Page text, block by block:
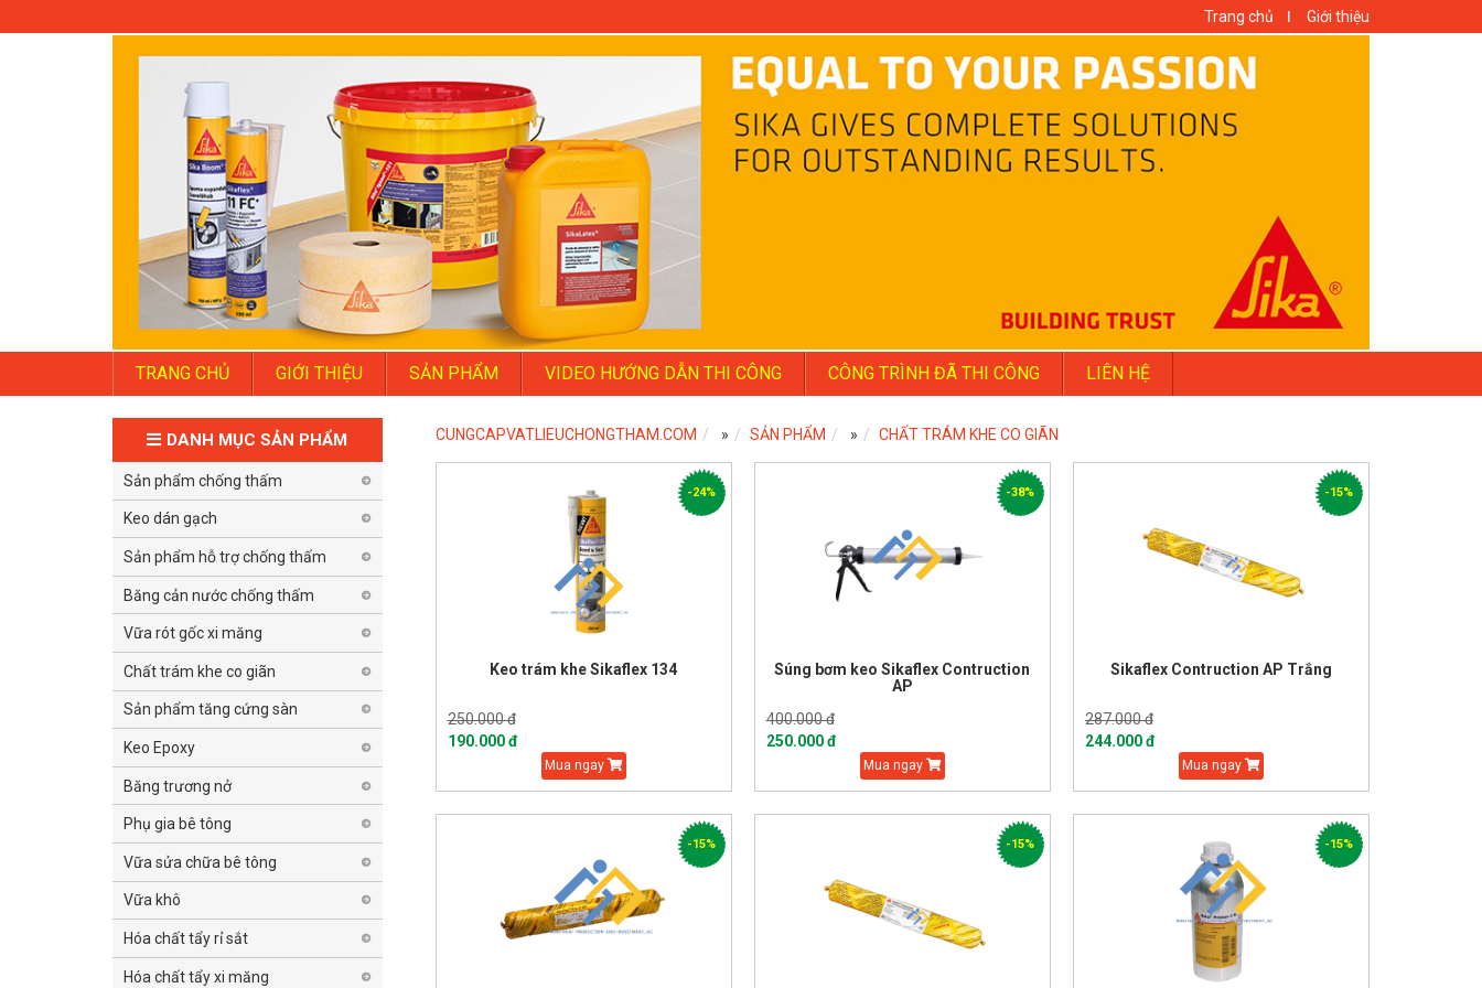
Trang chủ Giới thiệu
TRANG CHỦ GIỚI THIỆU SẢN PHẨM VIDEO HƯỚNG DẪN THI CÔNG CÔNG TRÌNH ĐÃ THI CÔNG LIÊN HỆ
CUNGCAPVATLIEUCHONGTHAM.COM » SẢN PHẨM » CHẤT TRÁM KHE CO GIÃN
Keo trám khe Sikaflex 134
250.000 đ
190.000 đ
Mua ngay
-24%
Súng bơm keo Sikaflex Contruction
AP
400.000 đ
250.000 đ
Mua ngay
-38%
Sikaflex Contruction AP Trắng
287.000 đ
244.000 đ
Mua ngay
-15%
-15% -15% -15%
DANH MỤC SẢN PHẨM
Sản phẩm chống thấm
Keo dán gạch
Sản phẩm hỗ trợ chống thấm
Băng cản nước chống thấm
Vữa rót gốc xi măng
Chất trám khe co giãn
Sản phẩm tăng cứng sàn
Keo Epoxy
Băng trương nở
Phụ gia bê tông
Vữa sửa chữa bê tông
Vữa khô
Hóa chất tẩy rỉ sắt
Hóa chất tẩy xi măng